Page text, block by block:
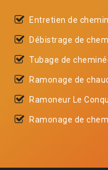
Entretien de
Débistrage de
Tubage de
Ramonage de
Ramoneur Le
Ramonage de